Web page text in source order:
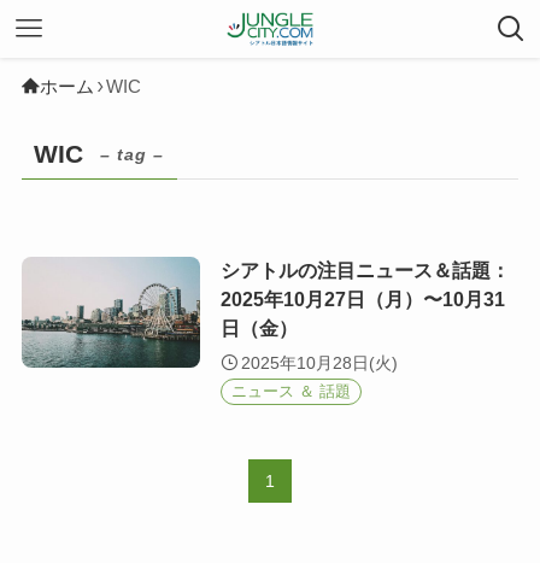
ホーム WIC
WIC – tag –
シアトルの注目ニュース＆話題：
2025年10月27日（月）〜10月31
日（金）
2025年10月28日(火)
ニュース ＆ 話題
1